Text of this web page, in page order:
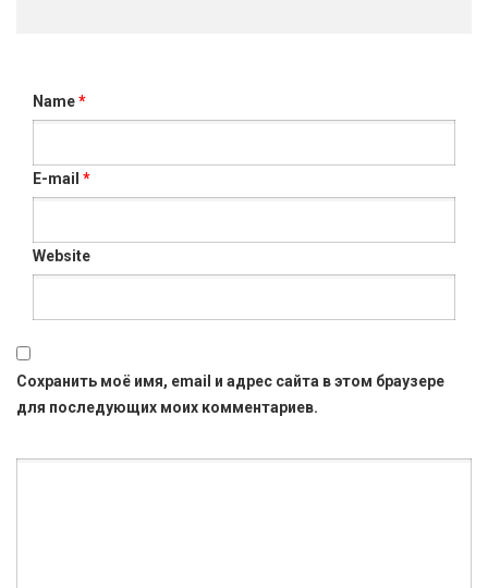
Name*
E-mail *
Website
Сохранить моё имя, email и адрес сайта в этом браузере
для последующих моих комментариев.